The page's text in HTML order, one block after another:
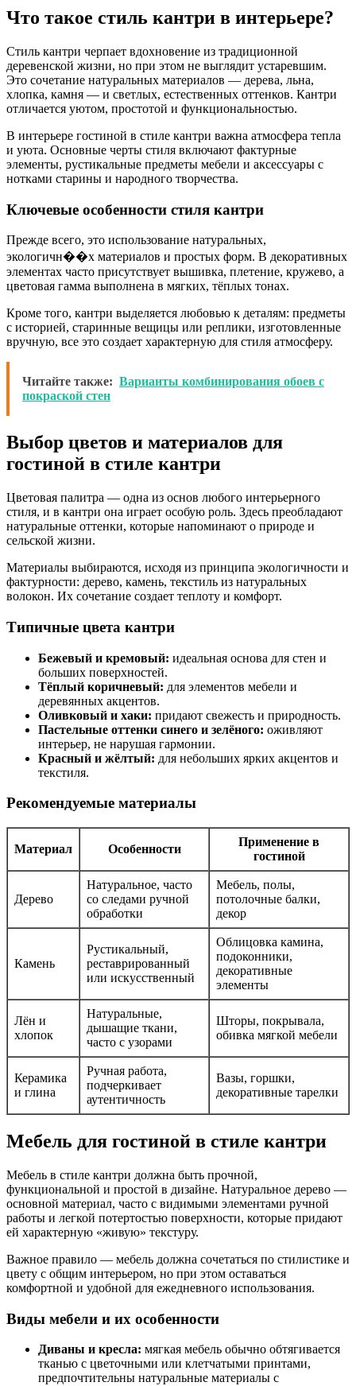
Что такое стиль кантри в интерьере?
Стиль кантри черпает вдохновение из традиционной
деревенской жизни, но при этом не выглядит устаревшим.
Это сочетание натуральных материалов — дерева, льна,
хлопка, камня — и светлых, естественных оттенков. Кантри
отличается уютом, простотой и функциональностью.
В интерьере гостиной в стиле кантри важна атмосфера тепла
и уюта. Основные черты стиля включают фактурные
элементы, рустикальные предметы мебели и аксессуары с
нотками старины и народного творчества.
Ключевые особенности стиля кантри
Прежде всего, это использование натуральных,
экологичн��х материалов и простых форм. В декоративных
элементах часто присутствует вышивка, плетение, кружево, а
цветовая гамма выполнена в мягких, тёплых тонах.
Кроме того, кантри выделяется любовью к деталям: предметы
с историей, старинные вещицы или реплики, изготовленные
вручную, все это создает характерную для стиля атмосферу.
Читайте также: Варианты комбинирования обоев с
покраской стен
Выбор цветов и материалов для
гостиной в стиле кантри
Цветовая палитра — одна из основ любого интерьерного
стиля, и в кантри она играет особую роль. Здесь преобладают
натуральные оттенки, которые напоминают о природе и
сельской жизни.
Материалы выбираются, исходя из принципа экологичности и
фактурности: дерево, камень, текстиль из натуральных
волокон. Их сочетание создает теплоту и комфорт.
Типичные цвета кантри
Бежевый и кремовый: идеальная основа для стен и
больших поверхностей.
Тёплый коричневый: для элементов мебели и
деревянных акцентов.
Оливковый и хаки: придают свежесть и природность.
Пастельные оттенки синего и зелёного: оживляют
интерьер, не нарушая гармонии.
Красный и жёлтый: для небольших ярких акцентов и
текстиля.
Рекомендуемые материалы
Материал Особенности
Применение в
гостиной
Дерево
Натуральное, часто
со следами ручной
обработки
Мебель, полы,
потолочные балки,
декор
Камень
Рустикальный,
реставрированный
или искусственный
Облицовка камина,
подоконники,
декоративные
элементы
Лён и
хлопок
Натуральные,
дышащие ткани,
часто с узорами
Шторы, покрывала,
обивка мягкой мебели
Керамика
и глина
Ручная работа,
подчеркивает
аутентичность
Вазы, горшки,
декоративные тарелки
Мебель для гостиной в стиле кантри
Мебель в стиле кантри должна быть прочной,
функциональной и простой в дизайне. Натуральное дерево —
основной материал, часто с видимыми элементами ручной
работы и легкой потертостью поверхности, которые придают
ей характерную «живую» текстуру.
Важное правило — мебель должна сочетаться по стилистике и
цвету с общим интерьером, но при этом оставаться
комфортной и удобной для ежедневного использования.
Виды мебели и их особенности
Диваны и кресла: мягкая мебель обычно обтягивается
тканью с цветочными или клетчатыми принтами,
предпочтительны натуральные материалы с